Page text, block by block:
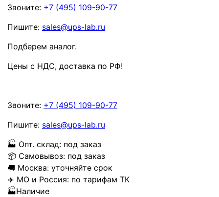
Звоните: +7 (495) 109-90-77
Пишите: sales@ups-lab.ru
Подберем аналог.
Цены с НДС, доставка по РФ!
Звоните: +7 (495) 109-90-77
Пишите: sales@ups-lab.ru
🏭 Опт. склад: под заказ
📦 Самовывоз: под заказ
🚚 Москва: уточняйте срок
✈️ МО и Россия: по тарифам ТК
🏭Наличие